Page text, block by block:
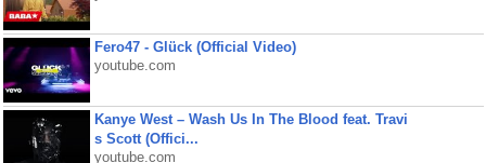
Fero47 - Glück (Official Video)
youtube.com
Kanye West – Wash Us In The Blood feat. Travi
s Scott (Offici...
youtube.com